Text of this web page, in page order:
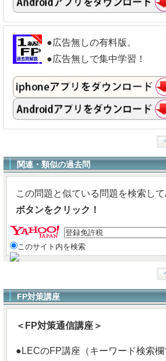
●広告無しの有料版。
●広告無しで集中学習！
関連・類似の過去問
この問題と似ている問題を検索して
ボタンをクリック！
このサイト内を検索
FP対策講座
＜FP対策通信講座＞
●LECのFP講座（キーワード検索